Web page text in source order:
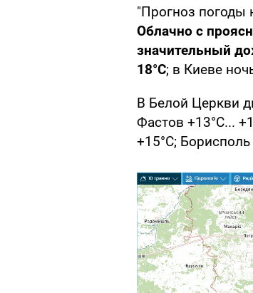
"Прогноз погоды
Облачно с
значительный
18°С; в Киеве
В Белой Церкви
Фастов +13°С...
+15°С;